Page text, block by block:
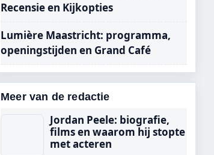
Recensie en Kijkopties
Lumière Maastricht: programma,
openingstijden en Grand Café
Meer van de redactie
Jordan Peele: biografie,
films en waarom hij stopte
met acteren